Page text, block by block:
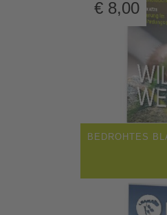
€ 8,00
BEDROHTES